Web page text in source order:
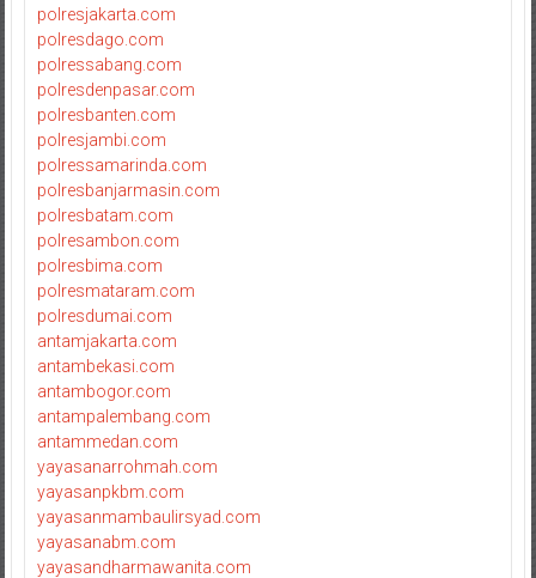
polresjakarta.com
polresdago.com
polressabang.com
polresdenpasar.com
polresbanten.com
polresjambi.com
polressamarinda.com
polresbanjarmasin.com
polresbatam.com
polresambon.com
polresbima.com
polresmataram.com
polresdumai.com
antamjakarta.com
antambekasi.com
antambogor.com
antampalembang.com
antammedan.com
yayasanarrohmah.com
yayasanpkbm.com
yayasanmambaulirsyad.com
yayasanabm.com
yayasandharmawanita.com